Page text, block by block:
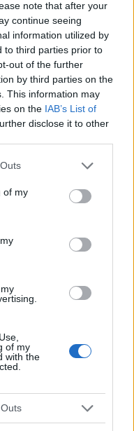
note that after your
continue seeing
information utilized by
to third parties prior to
out of the further
by third parties on the
This information may
on the IAB’s List of
disclose it to other
one or more Google
You may click to
its third-party tags to
in below Google
of my
of my
with the
postnatale,photo : panthermedia
mentaux
l'Organisation de
économiques
le test le plus
EPDS et le
du risque de
questions de
dépistage
de 18 % [6].